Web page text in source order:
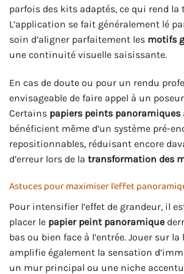
parfois des kits adaptés, ce qui rend la
L’application se fait généralement lé
soin d’aligner parfaitement les motifs
une continuité visuelle saisissante.
En cas de doute ou pour un rendu
envisageable de faire appel à un
Certains papiers peints panoramiques
bénéficient même d’un système pré-
repositionnables, réduisant encore
d’erreur lors de la transformation des
Astuces pour maximiser l’effet
Pour intensifier l’effet de grandeur, il
placer le papier peint panoramique
bas ou bien face à l’entrée. Jouer sur
amplifie également la sensation
un mur principal ou une niche